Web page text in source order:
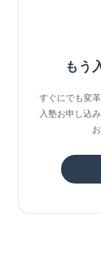
もう
すぐにでも変
入塾お申し込